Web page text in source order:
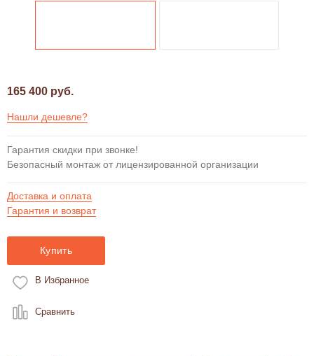
165 400 руб.
Нашли дешевле?
Гарантия скидки при звонке!
Безопасный монтаж от лицензированной организации
Доставка и оплата
Гарантия и возврат
Купить
В Избранное
Сравнить